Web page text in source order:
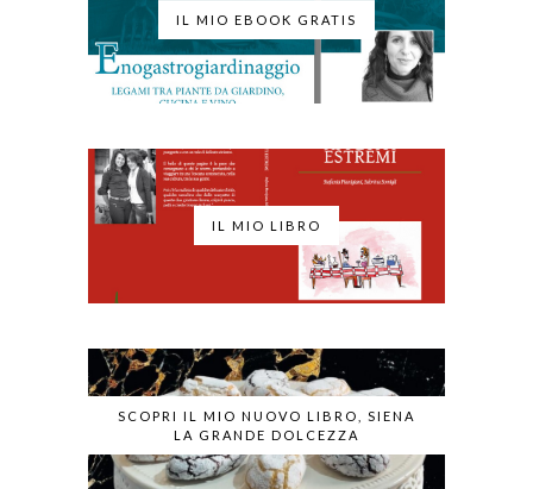
IL MIO EBOOK GRATIS
IL MIO LIBRO
SCOPRI IL MIO NUOVO LIBRO, SIENA
LA GRANDE DOLCEZZA